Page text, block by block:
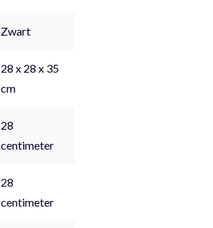
Zwart
28 x 28 x 35
cm
28
centimeter
28
centimeter